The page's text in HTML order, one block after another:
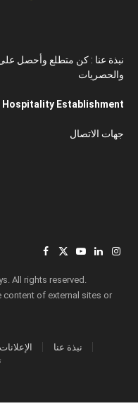
نبذة عنا : كن متطلع وأحصل على
والحصريات
Hospitality Establishment
جهات الاتصال
Facebook
X
YouTube
LinkedIn
All rights reserved.
content of external sites or
الإعلانات
نبذة عنا